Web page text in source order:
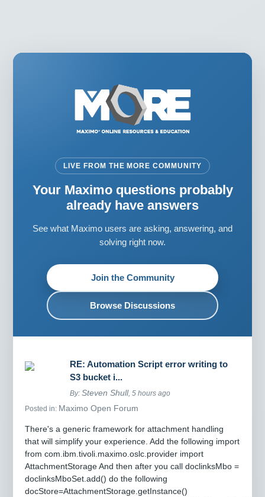
LIVE FROM THE MORE COMMUNITY
Your Maximo questions probably
already have answers
See what Maximo users are asking, answering, and
solving right now.
Join the Community
Browse Discussions
RE: Automation Script error writing to
S3 bucket i...
By:Steven Shull, 5 hours ago
Posted in: Maximo Open Forum
There's a generic framework for attachment handling
that will simplify your experience. Add the following import
from com.ibm.tivoli.maximo.oslc.provider import
AttachmentStorage And then after you call doclinksMbo =
doclinksMboSet.add() do the following
docStore=AttachmentStorage.getInstance()